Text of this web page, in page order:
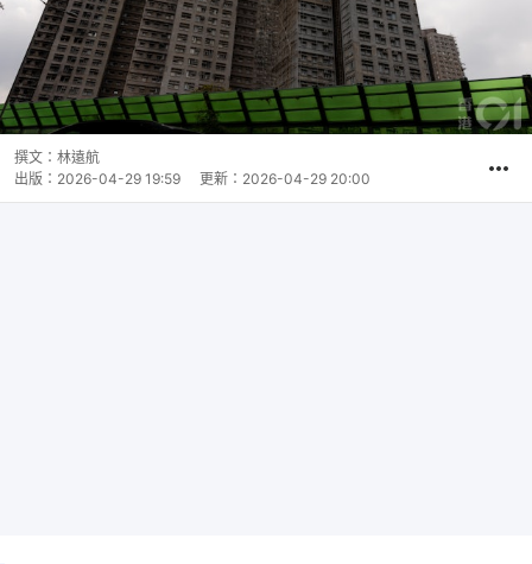
撰文： 林遠航
出版： 2026-04-29 19:59 更新： 2026-04-29 20:00